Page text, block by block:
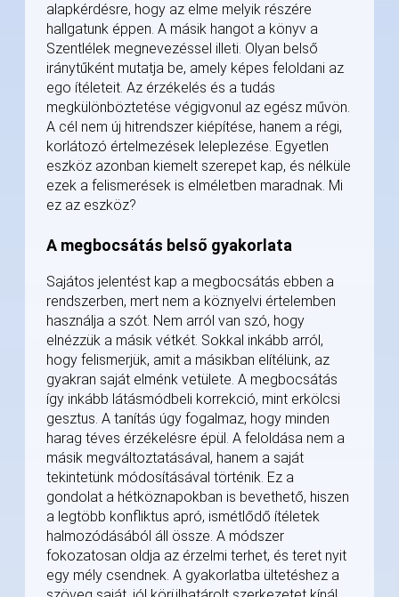
alapkérdésre, hogy az elme melyik részére
hallgatunk éppen. A másik hangot a könyv a
Szentlélek megnevezéssel illeti. Olyan belső
iránytűként mutatja be, amely képes feloldani az
ego ítéleteit. Az érzékelés és a tudás
megkülönböztetése végigvonul az egész művön.
A cél nem új hitrendszer kiépítése, hanem a régi,
korlátozó értelmezések leleplezése. Egyetlen
eszköz azonban kiemelt szerepet kap, és nélküle
ezek a felismerések is elméletben maradnak. Mi
ez az eszköz?
A megbocsátás belső gyakorlata
Sajátos jelentést kap a megbocsátás ebben a
rendszerben, mert nem a köznyelvi értelemben
használja a szót. Nem arról van szó, hogy
elnézzük a másik vétkét. Sokkal inkább arról,
hogy felismerjük, amit a másikban elítélünk, az
gyakran saját elménk vetülete. A megbocsátás
így inkább látásmódbeli korrekció, mint erkölcsi
gesztus. A tanítás úgy fogalmaz, hogy minden
harag téves érzékelésre épül. A feloldása nem a
másik megváltoztatásával, hanem a saját
tekintetünk módosításával történik. Ez a
gondolat a hétköznapokban is bevethető, hiszen
a legtöbb konfliktus apró, ismétlődő ítéletek
halmozódásából áll össze. A módszer
fokozatosan oldja az érzelmi terhet, és teret nyit
egy mély csendnek. A gyakorlatba ültetéshez a